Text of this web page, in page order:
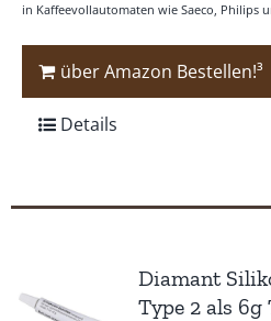
in Kaffeevollautomaten wie Saeco, Philips
über Amazon Bestellen!³
Details
Diamant
Type 2 als 6g